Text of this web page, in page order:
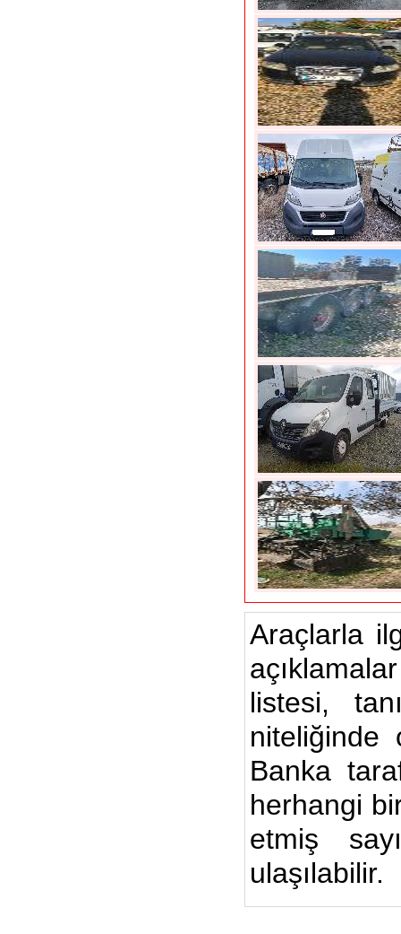
Araçlarla
listesi,
niteliğinde
Banka
herhangi
etmiş
ulaşılabilir.